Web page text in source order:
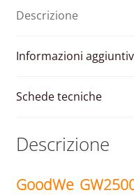
WIFI
Descrizione
Informazioni
Schede tecniche
Descrizione
GoodWe